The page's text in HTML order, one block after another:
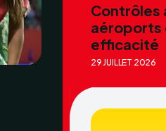
Contrôles
aéroports
efficacité
29 JUILLET 2026